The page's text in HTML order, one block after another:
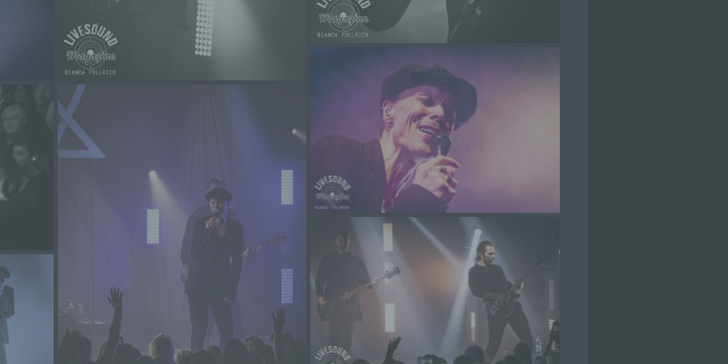
werden, um bestimmte persönliche Aspekte, die sich auf eine natürliche
Person beziehen, zu bewerten, insbesondere, um Aspekte bezüglich
Arbeitsleistung, wirtschaftlicher Lage, Gesundheit, persönlicher Vorlieben,
Interessen, Zuverlässigkeit, Verhalten, Aufenthaltsort oder Ortswechsel
dieser natürlichen Person zu analysieren oder vorherzusagen.
f) Pseudonymisierung
Pseudonymisierung ist die Verarbeitung personenbezogener Daten in einer
Weise, auf welche die personenbezogenen Daten ohne Hinzuziehung
zusätzlicher Informationen nicht mehr einer spezifischen betroffenen
Person zugeordnet werden können, sofern diese zusätzlichen
Informationen gesondert aufbewahrt werden und technischen und
organisatorischen Maßnahmen unterliegen, die gewährleisten, dass die
personenbezogenen Daten nicht einer identifizierten oder identifizierbaren
natürlichen Person zugewiesen werden.
g) Verantwortlicher oder für die Verarbeitung Verantwortlicher
Verantwortlicher oder für die Verarbeitung Verantwortlicher ist die natürliche
oder juristische Person, Behörde, Einrichtung oder andere Stelle, die allein
oder gemeinsam mit anderen über die Zwecke und Mittel der Verarbeitung